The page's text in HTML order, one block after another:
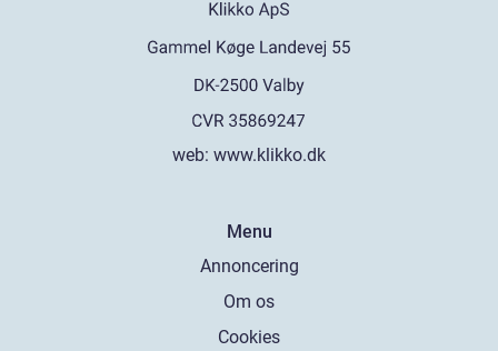
web: www.klikko.dk
Menu
Annoncering
Om os
Cookies